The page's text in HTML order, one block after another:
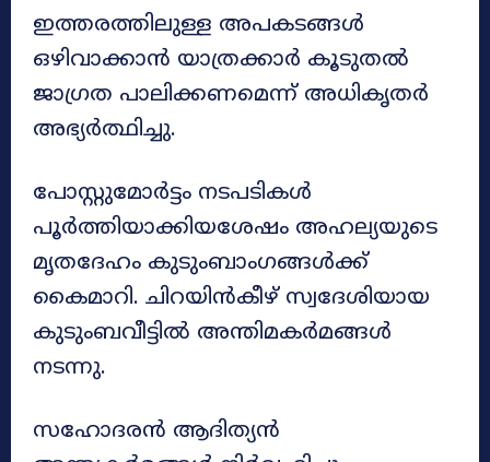
ഇത്തരത്തിലുള്ള അപകടങ്ങൾ
ഒഴിവാക്കാൻ യാത്രക്കാർ കൂടുതൽ
ജാഗ്രത പാലിക്കണമെന്ന് അധികൃതർ
അഭ്യർത്ഥിച്ചു.
പോസ്റ്റുമോർട്ടം നടപടികൾ
പൂർത്തിയാക്കിയശേഷം അഹല്യയുടെ
മൃതദേഹം കുടുംബാംഗങ്ങൾക്ക്
കൈമാറി. ചിറയിൻകീഴ് സ്വദേശിയായ
കുടുംബവീട്ടിൽ അന്തിമകർമങ്ങൾ
നടന്നു.
സഹോദരൻ ആദിത്യൻ